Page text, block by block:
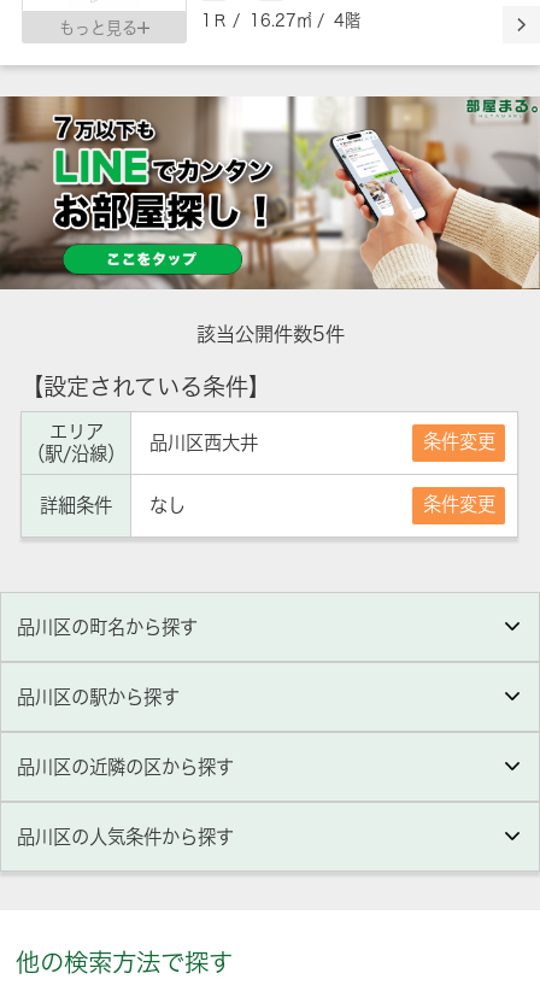
もっと見る 1Ｒ / 16.27㎡ / 4階
該当公開件数5件
【設定されている条件】
エリア
（駅/沿線）
品川区西大井 条件変更
詳細条件 なし 条件変更
品川区の町名から探す
品川区の駅から探す
品川区の近隣の区から探す
品川区の人気条件から探す
他の検索方法で探す